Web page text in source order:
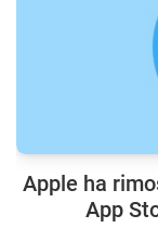
Apple ha
App